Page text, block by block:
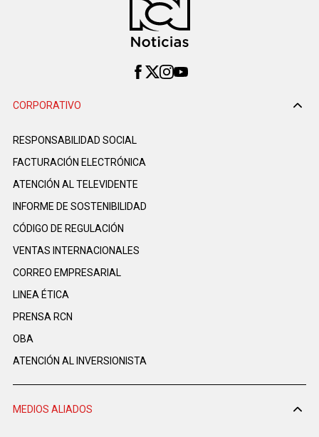
CORPORATIVO
RESPONSABILIDAD SOCIAL
FACTURACIÓN ELECTRÓNICA
ATENCIÓN AL TELEVIDENTE
INFORME DE SOSTENIBILIDAD
CÓDIGO DE REGULACIÓN
VENTAS INTERNACIONALES
CORREO EMPRESARIAL
LINEA ÉTICA
PRENSA RCN
OBA
ATENCIÓN AL INVERSIONISTA
MEDIOS ALIADOS